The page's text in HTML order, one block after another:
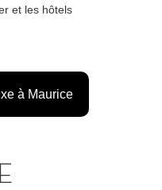
et les hôtels
à Maurice